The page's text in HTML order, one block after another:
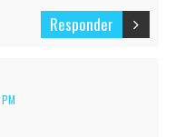
Responder